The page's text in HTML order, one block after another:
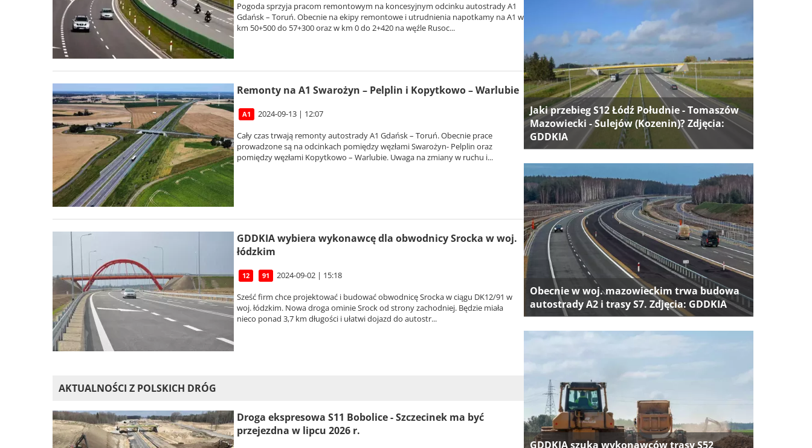
Pogoda sprzyja pracom remontowym na koncesyjnym odcinku autostrady A1
Gdańsk – Toruń. Obecnie na ekipy remontowe i utrudnienia napotkamy na A1 w
km 50+500 do 57+300 oraz w km 0 do 2+420 na węźle Rusoc...
Remonty na A1 Swarożyn – Pelplin i Kopytkowo – Warlubie
A1 2024-09-13 | 12:07
Cały czas trwają remonty autostrady A1 Gdańsk – Toruń. Obecnie prace
prowadzone są na odcinkach pomiędzy węzłami Swarożyn- Pelplin oraz
pomiędzy węzłami Kopytkowo – Warlubie. Uwaga na zmiany w ruchu i...
GDDKIA wybiera wykonawcę dla obwodnicy Srocka w woj.
łódzkim
12 91 2024-09-02 | 15:18
Sześć firm chce projektować i budować obwodnicę Srocka w ciągu DK12/91 w
woj. łódzkim. Nowa droga ominie Srock od strony zachodniej. Będzie miała
nieco ponad 3,7 km długości i ułatwi dojazd do autostr...
AKTUALNOŚCI Z POLSKICH DRÓG
Droga ekspresowa S11 Bobolice - Szczecinek ma być
przejezdna w lipcu 2026 r.
Jaki przebieg S12 Łódź Południe - Tomaszów
Mazowiecki - Sulejów (Kozenin)? Zdjęcia:
GDDKIA
Obecnie w woj. mazowieckim trwa budowa
autostrady A2 i trasy S7. Zdjęcia: GDDKIA
GDDKIA szuka wykonawców trasy S52